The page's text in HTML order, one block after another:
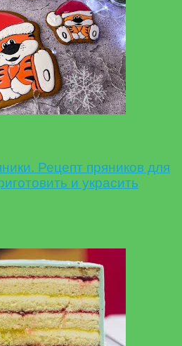
Рецепт пряников для
и украсить